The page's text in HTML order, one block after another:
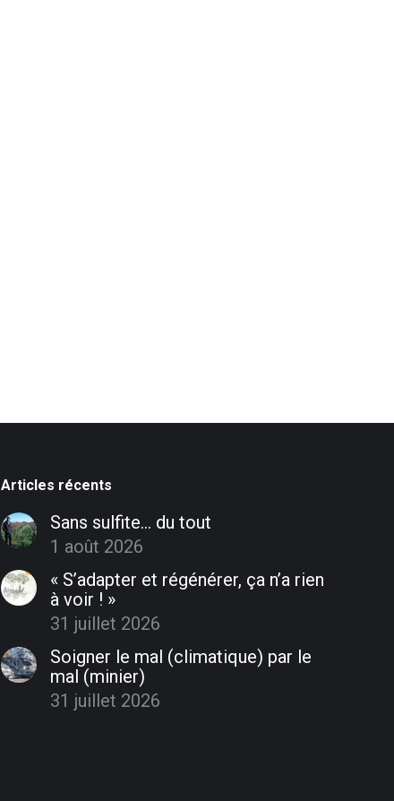
Articles récents
Sans sulfite… du tout
1 août 2026
« S’adapter et régénérer, ça n’a rien
à voir ! »
31 juillet 2026
Soigner le mal (climatique) par le
mal (minier)
31 juillet 2026